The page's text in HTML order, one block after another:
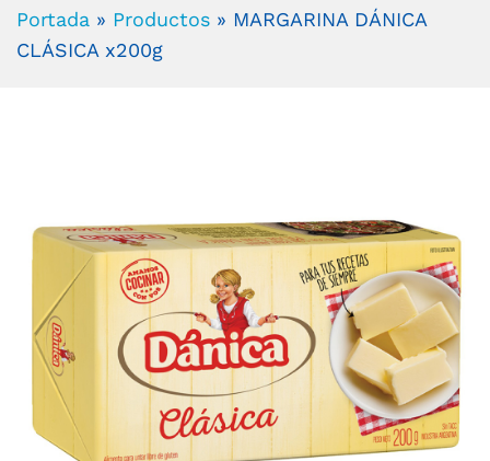
Portada » Productos » MARGARINA DÁNICA
CLÁSICA x200g